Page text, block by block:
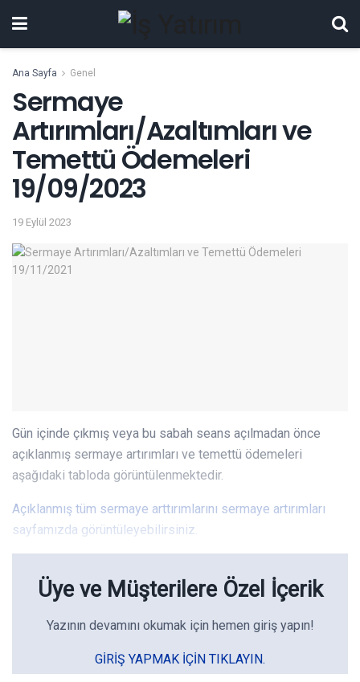
Ana Sayfa Genel
Sermaye
Artırımları/Azaltımları ve
Temettü Ödemeleri
19/09/2023
19 Eylül 2023
Gün içinde çıkmış veya bu sabah seans açılmadan önce
açıklanmış sermaye artırımları ve temettü ödemeleri
aşağıdaki tabloda görüntülenmektedir.
Açıklanmış tüm sermaye arttırımlarını sermaye artırımları
sayfamızda görüntüleyebilirsiniz.
Üye ve Müşterilere Özel İçerik
Yazının devamını okumak için hemen giriş yapın!
GIRIŞ YAPMAK IÇIN TIKLAYIN.